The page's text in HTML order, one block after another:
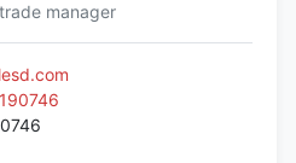
manager